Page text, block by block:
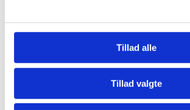
Tillad alle
Tillad valgte
Kontakt
hg55@info.dk
5000 Odense C